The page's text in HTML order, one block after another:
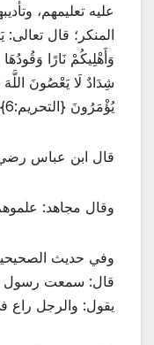
عليه تعليمهم،
المنكر؛ قال تعالى:
وَأَهْلِيكُمْ نَارًا
شِدَادٌ لَا يَعْصُونَ
يُؤْمَرُونَ {التحريم:6}.
قال ابن عباس رضي
وقال مجاهد:
وفي حديث
قال: سمعت رسول
يقول: والرجل راع